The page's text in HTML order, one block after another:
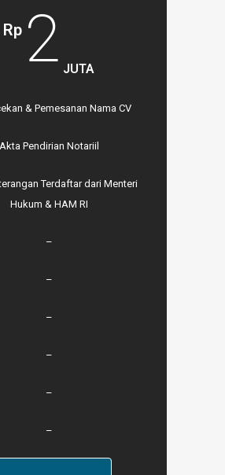
Rp 2 JUTA
& Pemesanan Nama CV
Akta Pendirian Notariil
Terdaftar dari Menteri
Hukum & HAM RI
–
–
–
–
–
–